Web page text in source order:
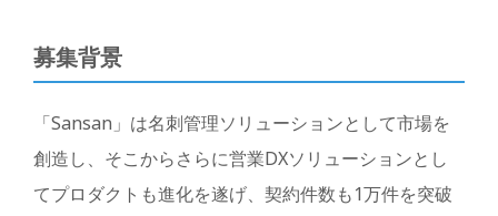
募集背景
「Sansan」は名刺管理ソリューションとして市場を
創造し、そこからさらに営業DXソリューションとし
てプロダクトも進化を遂げ、契約件数も1万件を突破